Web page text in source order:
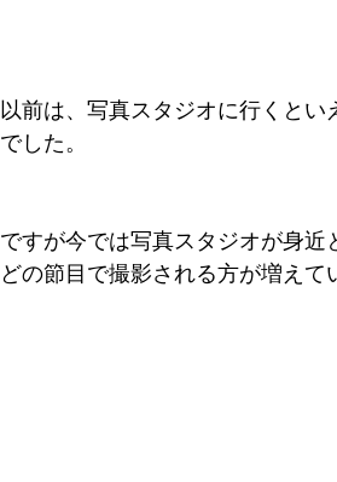
以前は、写真スタジオに行くと
でした。
ですが今では写真スタジオが身
どの節目で撮影される方が増え